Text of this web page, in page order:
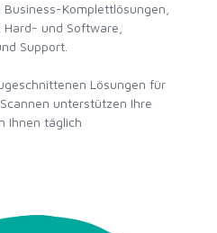
Komplettlösungen,
und Software,
Support.
Lösungen für
unterstützen Ihre
Ihnen täglich